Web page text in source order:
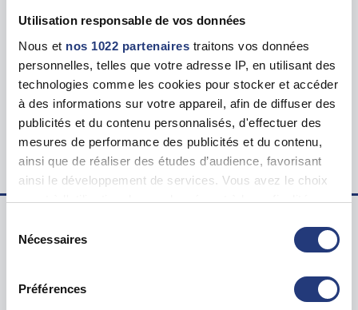
Utilisation responsable de vos données
Nous et nos 1022 partenaires traitons vos données
personnelles, telles que votre adresse IP, en utilisant des
technologies comme les cookies pour stocker et accéder
à des informations sur votre appareil, afin de diffuser des
publicités et du contenu personnalisés, d'effectuer des
mesures de performance des publicités et du contenu,
ainsi que de réaliser des études d’audience, favorisant
ainsi le développement de services. Vous avez le choix
quant à l'utilisation de vos données et à leurs finalités.
tout moment en consultant la Déclaration relative aux
cookies ou en cliquant sur l'icône de confidentialité.
Si vous le permettez, nous aimerions également :
Nécessaires
Préférences
Tarif
123.00 €
Lieu du test psychotechnique
201 Rue Carnot, 94120 Fontenay-sous-Bois